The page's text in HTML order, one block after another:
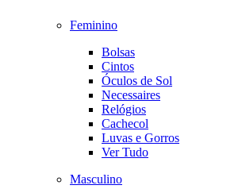
Feminino
Bolsas
Cintos
Óculos de Sol
Necessaires
Relógios
Cachecol
Luvas e Gorros
Ver Tudo
Masculino